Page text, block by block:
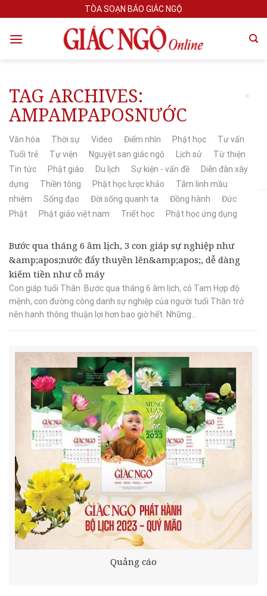
to
content
TÒA SOẠN BÁO GIÁC NGỘ
TAG ARCHIVES:
AMPAMPAPOSNƯỚC
Văn hóa Thời sự Video Điểm nhìn Phật học
Tư vấn
Tuổi trẻ
Tự viện Nguyệt san giác ngộ Lịch sử
Từ thiện
Tin tức
Phật giáo Du lịch Sự kiện - vấn đề
Diễn đàn xây
dựng
Thiền tông Phật học lược khảo
Tâm linh mầu
nhiệm
Sống đạo Đời sống quanh ta Đồng hành
Đức
Phật
Phật giáo việt nam Triết học Phật học ứng dụng
Bước qua tháng 6 âm lịch, 3 con giáp sự nghiệp như
&amp;apos;nước đẩy thuyền lên&amp;apos;, dễ dàng
kiếm tiền như cỗ máy
Con giáp tuổi Thân Bước qua tháng 6 âm lịch, có Tam Hợp độ
mệnh, con đường công danh sự nghiệp của người tuổi Thân trở
nên hanh thông thuận lợi hơn bao giờ hết. Những...
Quảng cáo